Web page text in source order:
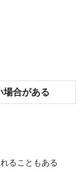
合がある
ることもある